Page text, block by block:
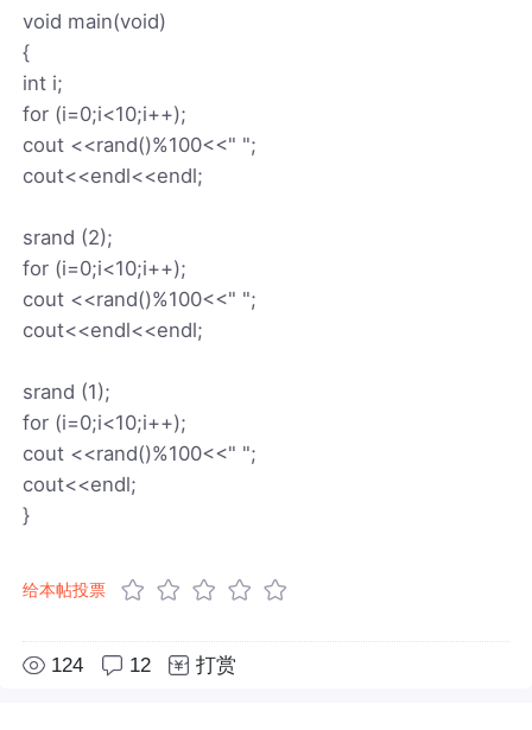
void main(void)
{
int i;
for (i=0;i<10;i++);
cout <<rand()%100<<" ";
cout<<endl<<endl;
srand (2);
for (i=0;i<10;i++);
cout <<rand()%100<<" ";
cout<<endl<<endl;
srand (1);
for (i=0;i<10;i++);
cout <<rand()%100<<" ";
cout<<endl;
}
给本帖投票
124 12 打赏